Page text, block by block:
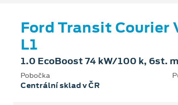
Ford Transit Courier
L1
1.0 EcoBoost 74 kW/100 k, 6st.
Pobočka
Centrální sklad v ČR